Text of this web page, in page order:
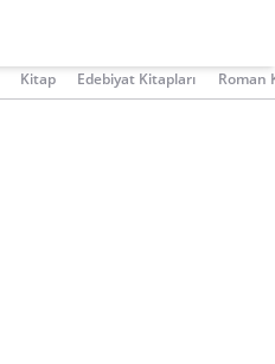
Kitap Edebiyat Kitapları Roman